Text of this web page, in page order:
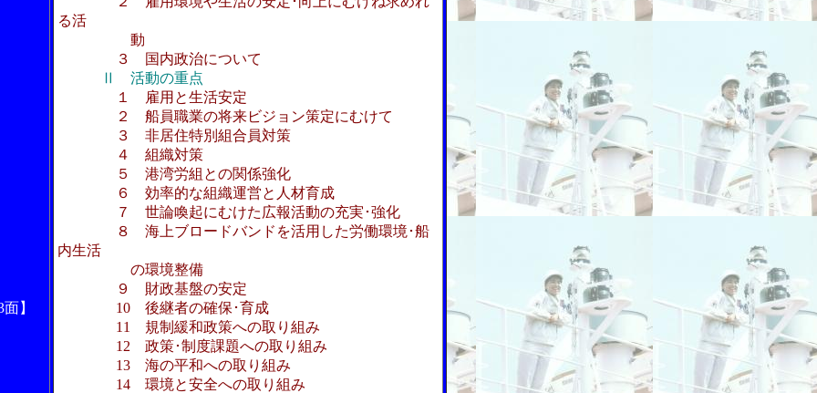
】
る活
動
３ 国内政治について
Ⅱ 活動の重点
１ 雇用と生活安定
２ 船員職業の将来ビジョン策定にむけて
３ 非居住特別組合員対策
４ 組織対策
５ 港湾労組との関係強化
６ 効率的な組織運営と人材育成
７ 世論喚起にむけた広報活動の充実･強化
８ 海上ブロードバンドを活用した労働環境･船
内生活
の環境整備
９ 財政基盤の安定
10 後継者の確保･育成
11 規制緩和政策への取り組み
12 政策･制度課題への取り組み
13 海の平和への取り組み
14 環境と安全への取り組み